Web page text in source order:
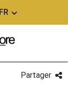
FR
Partager